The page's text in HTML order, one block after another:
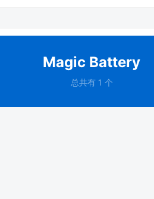
Magic Battery
总共有 1 个